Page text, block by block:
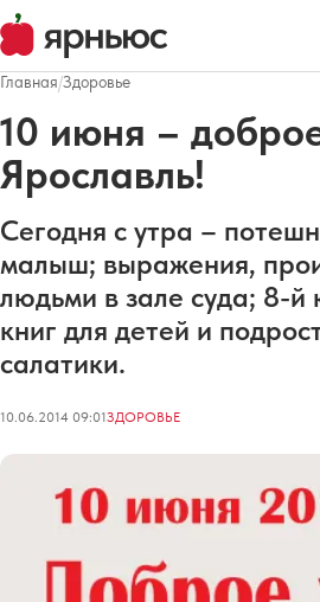
Главная/Здоровье
10 июня –
Ярославль!
Сегодня с утра –
малыш; выражения,
людьми в зале суда; 8-й
книг для детей и
салатики.
10.06.2014 09:01ЗДОРОВЬЕ